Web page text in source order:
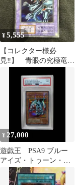
¥5,555
【コレクター様必
見‼️】 青眼の究極竜
¥ 27,000
遊戯王 PSA9 ブルー
アイズ・トゥーン・ド
ラゴン パラレルレ
ア PS-00